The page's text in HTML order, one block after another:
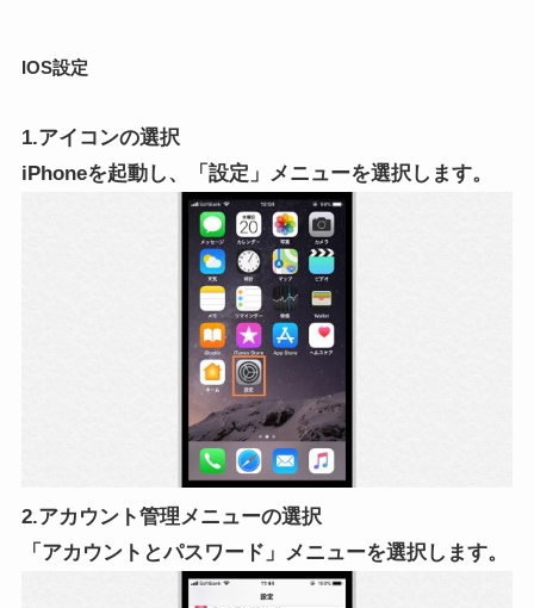
IOS設定
1.アイコンの選択
iPhoneを起動し、「設定」メニューを選択します。
2.アカウント管理メニューの選択
「アカウントとパスワード」メニューを選択します。